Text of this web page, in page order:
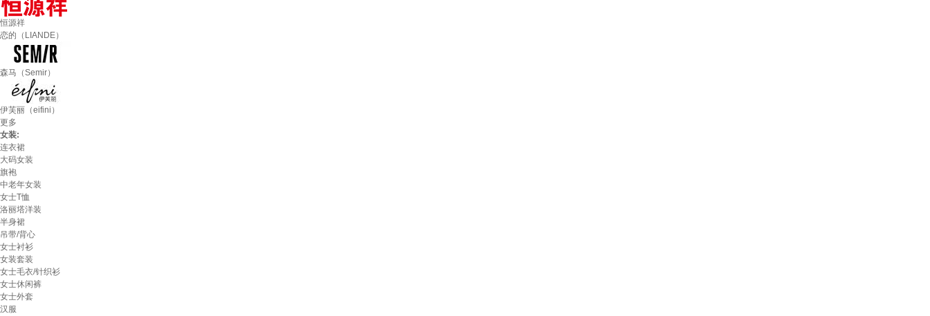
恒源祥
恋的（LIANDE）
森马（Semir）
伊芙丽（eifini）
更多
女装:
连衣裙
大码女装
旗袍
中老年女装
女士T恤
洛丽塔洋装
半身裙
吊带/背心
女士衬衫
女装套装
女士毛衣/针织衫
女士休闲裤
女士外套
汉服